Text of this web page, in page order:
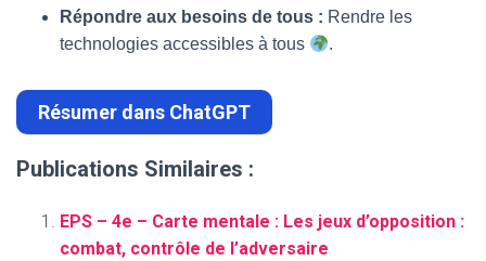
Répondre aux besoins de tous : Rendre les
technologies accessibles à tous
.
Résumer dans ChatGPT
Publications Similaires :
EPS – 4e – Carte mentale : Les jeux d’opposition :
combat, contrôle de l’adversaire